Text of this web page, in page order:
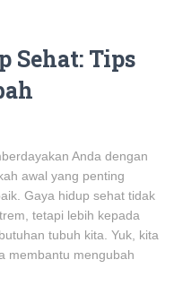
Sehat: Tips
Anda dengan
awal yang penting
Gaya hidup sehat tidak
tetapi lebih kepada
tubuh kita. Yuk, kita
membantu mengubah